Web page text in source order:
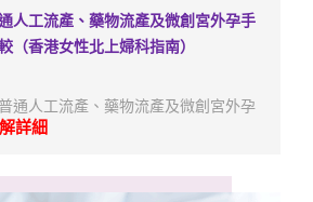
人工流產、藥物流產及微創宮外孕手
（香港女性北上婦科指南）
通人工流產、藥物流產及微創宮外孕
詳細